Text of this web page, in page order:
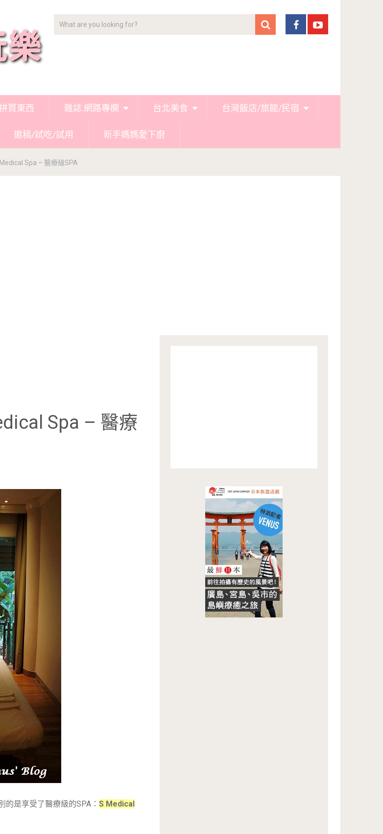
買東西 雜誌.網路專欄 台北美食 台灣飯店/旅館/民宿
邀稿/試吃/試用 新手媽媽愛下廚
Spa – 醫療級SPA
Spa – 醫療
是享受了醫療級的SPA： S Medical